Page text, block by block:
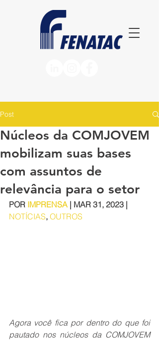
Post
Núcleos da COMJOVEM
mobilizam suas bases
com assuntos de
relevância para o setor
POR IMPRENSA | MAR 31, 2023 |
NOTÍCIAS, OUTROS
Agora você fica por dentro do que foi
pautado nos núcleos da COMJOVEM